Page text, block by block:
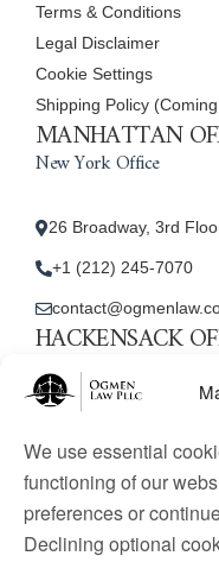
We use essential
functioning of our
preferences or
Declining optional
Terms & Conditions
Legal Disclaimer
Cookie Settings
Shipping Policy
MANHATTAN
New York Office
26 Broadway, 3rd
+1 (212) 245-7070
HACKENSACK
New Jersey Office